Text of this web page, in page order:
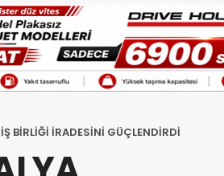
BİRLİĞİ İRADESİNİ GÜÇLENDİRDİ